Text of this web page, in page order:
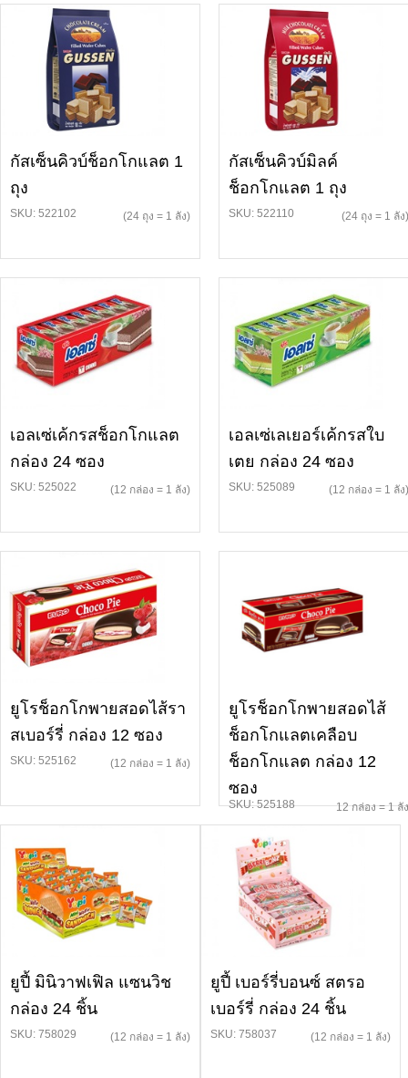
กัสเซ็นคิวบ์ช็อกโกแลต 1
ถุง
SKU: 522102 (24 ถุง = 1 ลัง)
กัสเซ็นคิวบ์มิลค์
ช็อกโกแลต 1 ถุง
SKU: 522110 (24 ถุง = 1 ลัง)
เอลเซ่เค้กรสช็อกโกแลต
กล่อง 24 ซอง
SKU: 525022 (12 กล่อง = 1 ลัง)
เอลเซ่เลเยอร์เค้กรสใบ
เตย กล่อง 24 ซอง
SKU: 525089 (12 กล่อง = 1 ลัง)
ยูโรช็อกโกพายสอดไส้รา
สเบอร์รี่ กล่อง 12 ซอง
SKU: 525162 (12 กล่อง = 1 ลัง)
ยูโรช็อกโกพายสอดไส้
ช็อกโกแลตเคลือบ
ช็อกโกแลต กล่อง 12
ซอง
SKU: 525188 12 กล่อง = 1 ลัง
ยูปี้ มินิวาฟเฟิล แซนวิช
กล่อง 24 ชิ้น
SKU: 758029 (12 กล่อง = 1 ลัง)
ยูปี้ เบอร์รี่บอนซ์ สตรอ
เบอร์รี่ กล่อง 24 ชิ้น
SKU: 758037 (12 กล่อง = 1 ลัง)